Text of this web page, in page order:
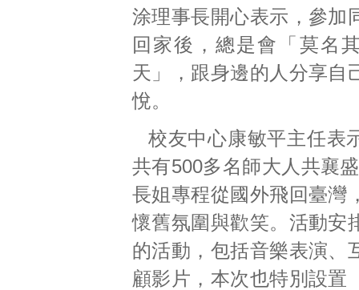
涂理事長開心表示，參加
回家後，總是會「莫名
天」，跟身邊的人分享自
悅。
校友中心康敏平主任表
共有500多名師大人共襄
長姐專程從國外飛回臺灣
懷舊氛圍與歡笑。活動安
的活動，包括音樂表演、
顧影片，本次也特別設置